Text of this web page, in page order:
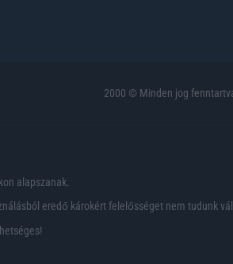
2000 © Minden jog
alapszanak.
eredő károkért felelősséget nem tudunk